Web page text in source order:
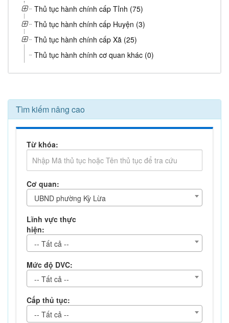
Thủ tục hành chính cấp Tỉnh (75)
Thủ tục hành chính cấp Huyện (3)
Thủ tục hành chính cấp Xã (25)
Thủ tục hành chính cơ quan khác (0)
Tìm kiếm nâng cao
Từ khóa:
Cơ quan:
UBND phường Kỳ Lừa
Lĩnh vực thực
hiện:
-- Tất cả --
Mức độ DVC:
-- Tất cả --
Cấp thủ tục:
-- Tất cả --